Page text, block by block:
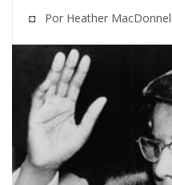
◘ Por Heather